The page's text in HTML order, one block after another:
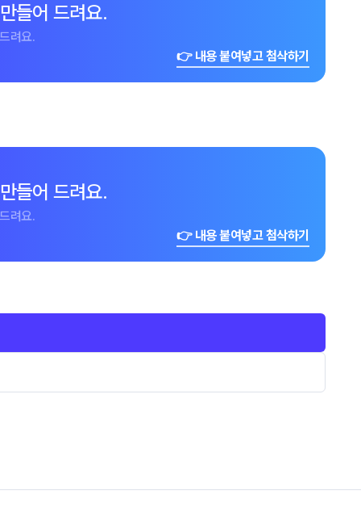
들어 드려요.
려요.
👉 내용 붙여넣고 첨삭하기
들어 드려요.
려요.
👉 내용 붙여넣고 첨삭하기